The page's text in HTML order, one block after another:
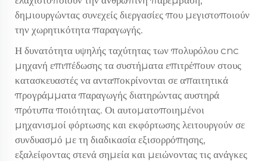
δημιουργώντας συνεχείς διεργασίες που μεγιστοποιούν
την χωρητικότητα παραγωγής.
Η δυνατότητα υψηλής ταχύτητας των πολυρόλου cnc
μηχανή επιπέδωσης τα συστήματα επιτρέπουν στους
κατασκευαστές να ανταποκρίνονται σε απαιτητικά
προγράμματα παραγωγής διατηρώντας αυστηρά
πρότυπα ποιότητας. Οι αυτοματοποιημένοι
μηχανισμοί φόρτωσης και εκφόρτωσης λειτουργούν σε
συνδυασμό με τη διαδικασία εξισορρόπησης,
εξαλείφοντας στενά σημεία και μειώνοντας τις ανάγκες